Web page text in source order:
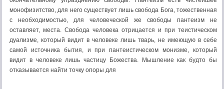
монофизитство, для него существует лишь свобода Бога, тожественная
с необходимостью, для человеческой же свободы пантеизм не
оставляет, места. Свобода человека отрицается и при теистическом
дуализме, который видит в человеке лишь тварь, не имеющую в себе
самой источника бытия, и при пантеистическом монизме, который
видит в человеке лишь частицу Божества. Мышление как будто бы
отказывается найти точку опоры для